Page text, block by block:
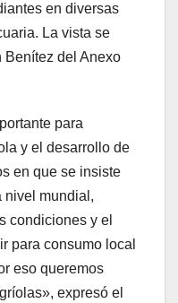
en diversas
La vista se
Benítez del Anexo
para
y el desarrollo de
en que se insiste
nivel mundial,
condiciones y el
para consumo local
eso queremos
expresó el